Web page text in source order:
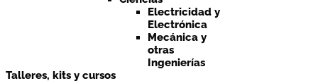
Electricidad y
Electrónica
Mecánica y
otras
Ingenierías
Talleres, kits y cursos